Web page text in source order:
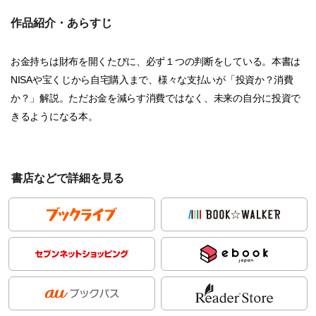
作品紹介・あらすじ
お金持ちは財布を開くたびに、必ず１つの判断をしている。本書は
NISAや宝くじから自宅購入まで、様々な支払いが「投資か？消費
か？」解説。ただお金を減らす消費ではなく、未来の自分に投資で
きるようになる本。
書店などで詳細を見る